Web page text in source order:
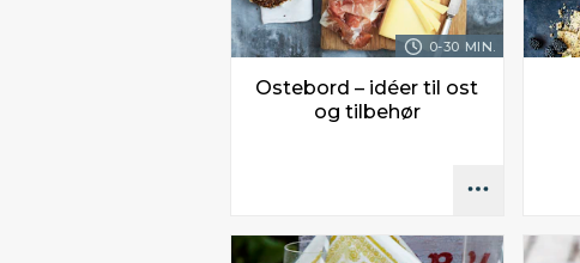
0-30 MIN.
Ostebord – idéer til ost
og tilbehør